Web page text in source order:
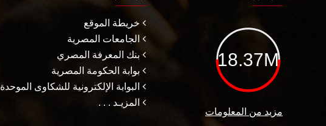
18.37M
مزيد من المعلومات
خريطة الموقع
الجامعات المصرية
بنك المعرفة المصري
بوابة الحكومة المصرية
البوابة الإلكترونية للشكاوى الموحدة
المزيـد . . .